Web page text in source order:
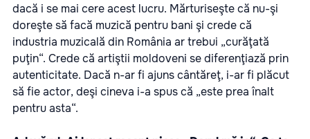
dacă i se mai cere acest lucru. Mărturiseşte că nu-şi
doreşte să facă muzică pentru bani şi crede că
industria muzicală din România ar trebui „curăţată
puţin“. Crede că artiştii moldoveni se diferenţiază prin
autenticitate. Dacă n-ar fi ajuns cântăreţ, i-ar fi plăcut
să fie actor, deşi cineva i-a spus că „este prea înalt
pentru asta“.